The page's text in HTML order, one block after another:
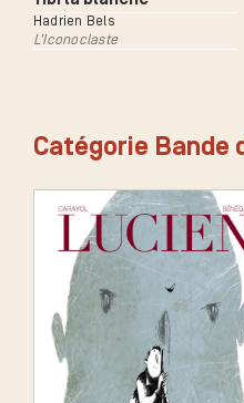
Hadrien Bels
L’Iconoclaste
Catégorie Bande